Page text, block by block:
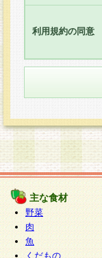
りま す。
3.当社は
方 法・手
きるもの
に掲示し
てその効
4.本規約
の当社に
たものと
5.当社が
で提 供い
自らの個
利用規約の同意
主な食材
野菜
肉
魚
くだもの